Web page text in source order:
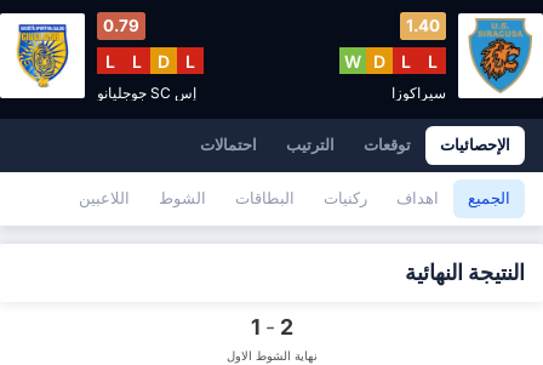
1.40
L
L
D
W
سيراكوزا
0.79
L
D
L
L
إس SC جوجليانو
الإحصائيات توقعات الترتيب احتمالات
الجميع اهداف ركنيات البطاقات الشوط اللاعبين
النتيجة النهائية
2
-
نهاية الشوط الاول